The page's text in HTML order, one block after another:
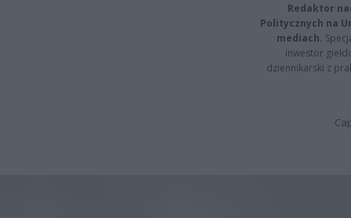
Redaktor
Politycznych na
mediach.
inwestor
dziennikarski z